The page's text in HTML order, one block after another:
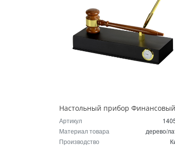
Артикул
Материал товара
дерево/
Производство